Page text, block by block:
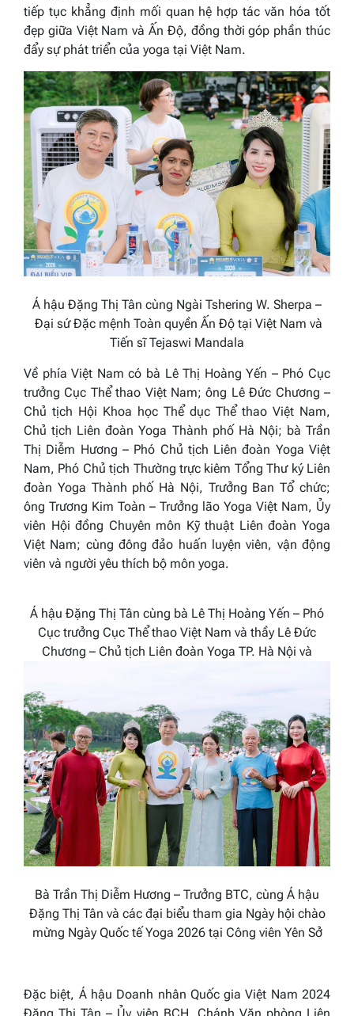
tiếp tục khẳng định mối quan hệ hợp tác văn hóa tốt
đẹp giữa Việt Nam và Ấn Độ, đồng thời góp phần thúc
đẩy sự phát triển của yoga tại Việt Nam.
Á hậu Đặng Thị Tân cùng Ngài Tshering W. Sherpa –
Đại sứ Đặc mệnh Toàn quyền Ấn Độ tại Việt Nam và
Tiến sĩ Tejaswi Mandala
Về phía Việt Nam có bà Lê Thị Hoàng Yến – Phó Cục
trưởng Cục Thể thao Việt Nam; ông Lê Đức Chương –
Chủ tịch Hội Khoa học Thể dục Thể thao Việt Nam,
Chủ tịch Liên đoàn Yoga Thành phố Hà Nội; bà Trần
Thị Diễm Hương – Phó Chủ tịch Liên đoàn Yoga Việt
Nam, Phó Chủ tịch Thường trực kiêm Tổng Thư ký Liên
đoàn Yoga Thành phố Hà Nội, Trưởng Ban Tổ chức;
ông Trương Kim Toàn – Trưởng lão Yoga Việt Nam, Ủy
viên Hội đồng Chuyên môn Kỹ thuật Liên đoàn Yoga
Việt Nam; cùng đông đảo huấn luyện viên, vận động
viên và người yêu thích bộ môn yoga.
Á hậu Đặng Thị Tân cùng bà Lê Thị Hoàng Yến – Phó
Cục trưởng Cục Thể thao Việt Nam và thầy Lê Đức
Chương – Chủ tịch Liên đoàn Yoga TP. Hà Nội và
Bà Trần Thị Diễm Hương – Trưởng BTC, cùng Á hậu
Đặng Thị Tân và các đại biểu tham gia Ngày hội chào
mừng Ngày Quốc tế Yoga 2026 tại Công viên Yên Sở
Đặc biệt, Á hậu Doanh nhân Quốc gia Việt Nam 2024
Đặng Thị Tân – Ủy viên BCH, Chánh Văn phòng Liên